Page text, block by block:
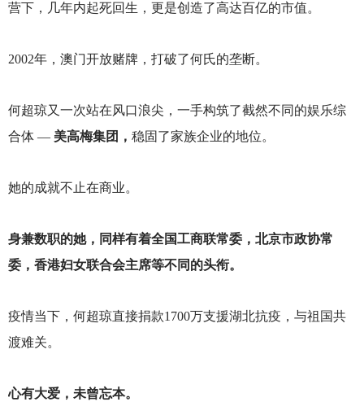
营下，几年内起死回生，更是创造了高达百亿的市值。
2002年，澳门开放赌牌，打破了何氏的垄断。
何超琼又一次站在风口浪尖，一手构筑了截然不同的娱乐综
合体 — 美高梅集团， 稳固了家族企业的地位。
她的成就不止在商业。
身兼数职的她，同样有着全国工商联常委，北京市政协常
委，香港妇女联合会主席等不同的头衔。
疫情当下，何超琼直接捐款1700万支援湖北抗疫，与祖国共
渡难关。
心有大爱，未曾忘本。